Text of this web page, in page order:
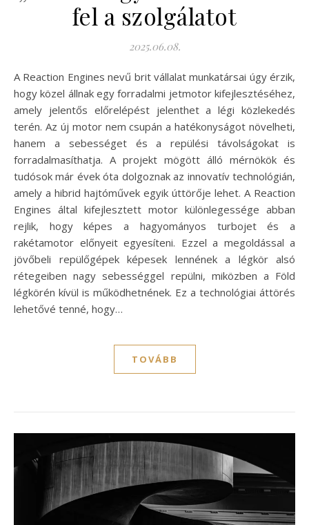
fel a szolgálatot
2025.06.08.
A Reaction Engines nevű brit vállalat munkatársai úgy érzik,
hogy közel állnak egy forradalmi jetmotor kifejlesztéséhez,
amely jelentős előrelépést jelenthet a légi közlekedés
terén. Az új motor nem csupán a hatékonyságot növelheti,
hanem a sebességet és a repülési távolságokat is
forradalmasíthatja. A projekt mögött álló mérnökök és
tudósok már évek óta dolgoznak az innovatív technológián,
amely a hibrid hajtóművek egyik úttörője lehet. A Reaction
Engines által kifejlesztett motor különlegessége abban
rejlik, hogy képes a hagyományos turbojet és a
rakétamotor előnyeit egyesíteni. Ezzel a megoldással a
jövőbeli repülőgépek képesek lennének a légkör alsó
rétegeiben nagy sebességgel repülni, miközben a Föld
légkörén kívül is működhetnének. Ez a technológiai áttörés
lehetővé tenné, hogy…
TOVÁBB